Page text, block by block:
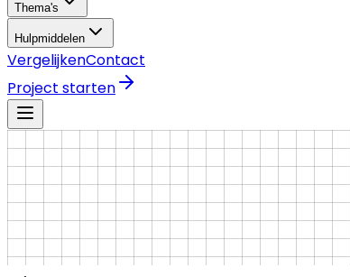
Thema's
Hulpmiddelen
VergelijkenContact
Project starten